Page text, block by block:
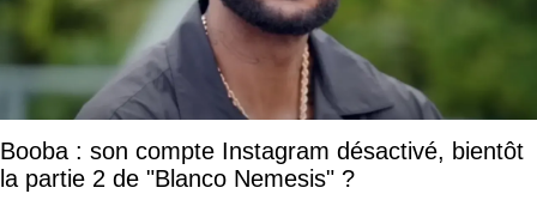
Booba : son compte Instagram désactivé, bientôt
la partie 2 de "Blanco Nemesis" ?